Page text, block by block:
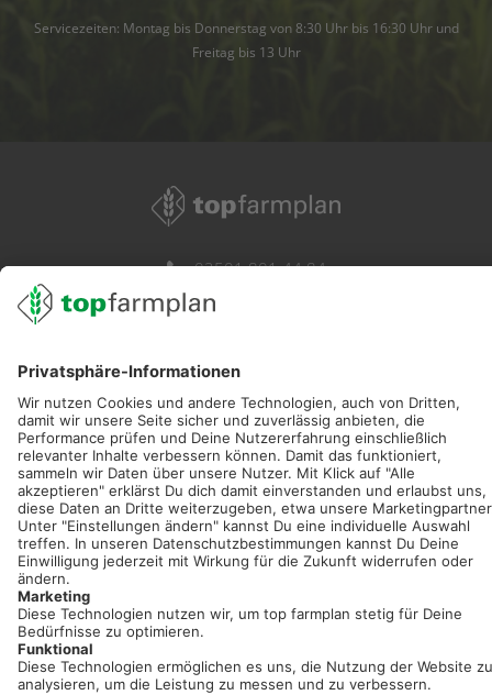
Servicezeiten: Montag bis Donnerstag von 8:30 Uhr bis 16:30 Uhr und
Freitag bis 13 Uhr
02501 801 44 84
service@topfarmplan.de
Sei immer auf dem Laufenden!
Neue Features, spannende Tipps und hilfreiche Anleitungen!
Optimiere Dein Agrarbüro -
einfach und bequem!